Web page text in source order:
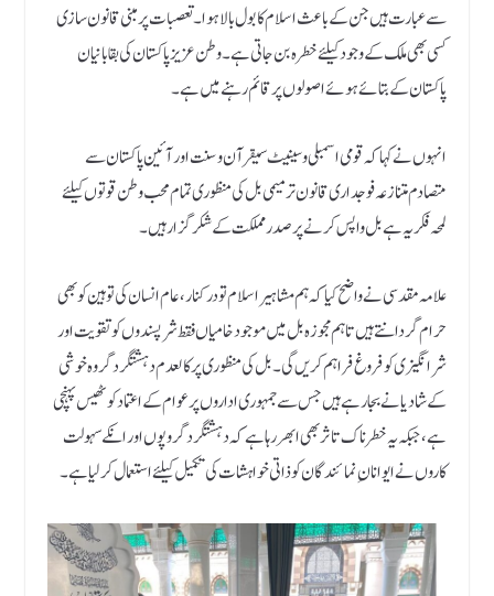
سے عبارت ہیں جن کے باعث اسلام کا بول بالا ہوا۔ تعصبات پر مبنی قانون سازی
کسی بھی ملک کے وجود کیلئے خطرہ بن جاتی ہے۔ وطن عزیز پاکستان کی بقا بانیان
پاکستان کے بتائے ہوئے اصولوں پر قائم رہنے میں ہے۔
انہوں نے کہا کہ قومی اسمبلی و سینیٹ سیقرآن و سنت اور آئین پاکستان سے
متصادم متنازعہ فوجداری قانون ترمیمی بل کی منظوری تمام محب وطن قوتوں کیلئے
لمحہ فکریہ ہے بل واپس کرنے پر صدر مملکت کے شکرگزار ہیں ۔
علامہ مقدسی نے واضح کیا کہ ہم مشاہیر اسلام تو درکنار، عام انسان کی توہین کو بھی
حرام گردانتے ہیں تاہم مجوزہ بل میں موجود خامیاں فقط شرپسندوں کو تقویت اور
شر انگیزی کو فروغ فراہم کریں گی۔ بل کی منظوری پر کالعدم دہشتگرد گروہ خوشی
کے شادیانے بجا رہے ہیں جس سے جمہوری اداروں پر عوام کے اعتماد کو ٹھیس پہنچی
ہے،جبکہ یہ خطرناک تاثر بھی ابھر رہا ہے کہ دہشتگرد گروپوں اور انکے سہولت
کاروں نے ایوانان ِنمائندگان کو ذاتی خواہشات کی تکمیل کیلئے استعمال کر لیا ہے۔